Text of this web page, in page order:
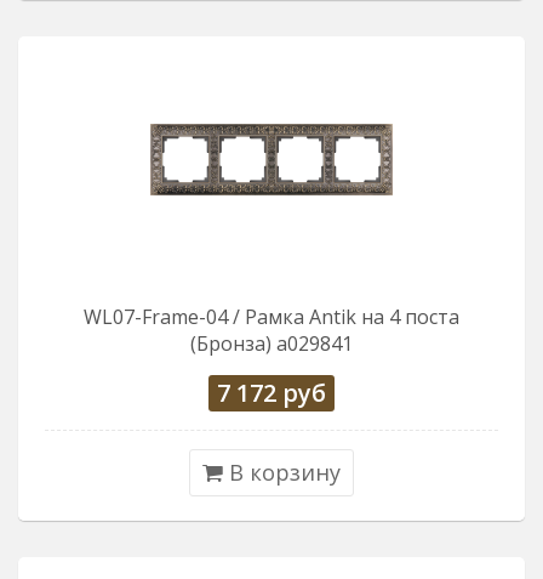
WL07-Frame-04 / Рамка Antik на 4 поста
(Бронза) a029841
7 172 руб
В корзину